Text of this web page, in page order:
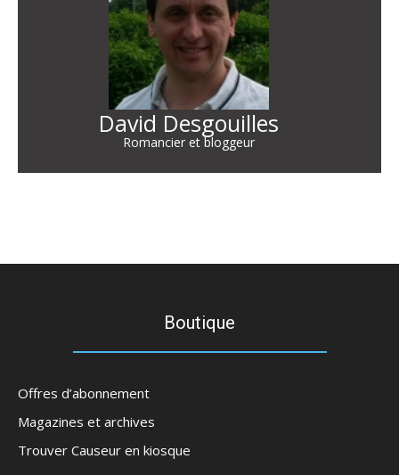
David Desgouilles
Romancier et bloggeur
Boutique
Offres d’abonnement
Magazines et archives
Trouver Causeur en kiosque